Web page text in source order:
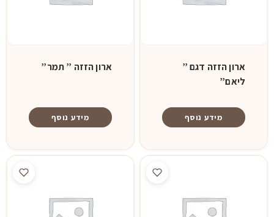
ארון הזזה דגם ”
ליאם”
מידע נוסף
ארון הזזה ” תמר”
מידע נוסף